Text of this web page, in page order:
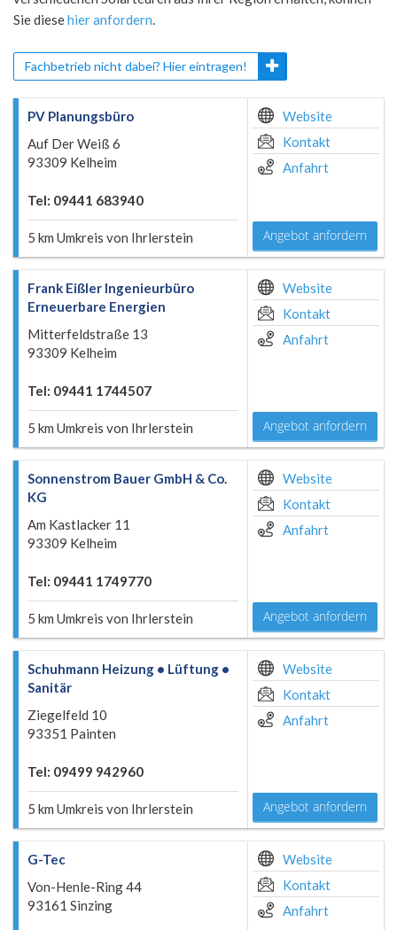
Sie diesehier anfordern.
Fachbetrieb nicht dabei? Hier eintragen!
PV Planungsbüro
Auf Der Weiß 6
93309 Kelheim
Tel: 09441 683940
5 km Umkreis von Ihrlerstein
Website
Kontakt
Anfahrt
Angebot anfordern
Frank Eißler Ingenieurbüro
Erneuerbare Energien
Mitterfeldstraße 13
93309 Kelheim
Tel: 09441 1744507
5 km Umkreis von Ihrlerstein
Website
Kontakt
Anfahrt
Angebot anfordern
Sonnenstrom Bauer GmbH & Co.
KG
Am Kastlacker 11
93309 Kelheim
Tel: 09441 1749770
5 km Umkreis von Ihrlerstein
Website
Kontakt
Anfahrt
Angebot anfordern
Schuhmann Heizung • Lüftung •
Sanitär
Ziegelfeld 10
93351 Painten
Tel: 09499 942960
5 km Umkreis von Ihrlerstein
Website
Kontakt
Anfahrt
Angebot anfordern
G-Tec
Von-Henle-Ring 44
93161 Sinzing
Website
Kontakt
Anfahrt